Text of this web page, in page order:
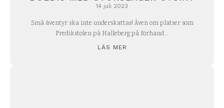
14 juli 2023
Små äventyr ska inte underskattas! Även om platser som
Predikstolen på Halleberg på förhand...
LÄS MER